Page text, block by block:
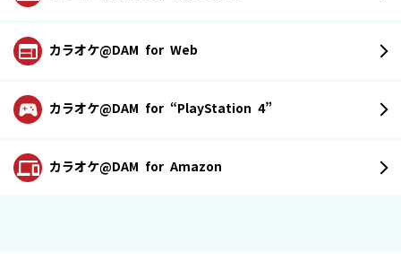
カラオケ@DAM for Web
カラオケ@DAM for “PlayStation 4”
カラオケ@DAM for Amazon